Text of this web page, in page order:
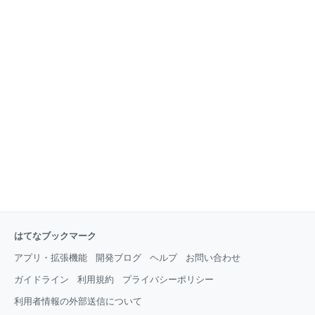
はてなブックマーク
アプリ・拡張機能 開発ブログ ヘルプ お問い合わせ
ガイドライン 利用規約 プライバシーポリシー
利用者情報の外部送信について